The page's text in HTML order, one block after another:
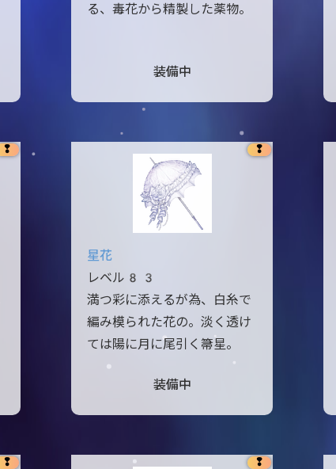
る、毒花から精製した薬物。
装備中
❢ ❢
星花
レベル83
満つ彩に添えるが為、白糸で
編み模られた花の。淡く透け
ては陽に月に尾引く箒星。
装備中
❢ ❢